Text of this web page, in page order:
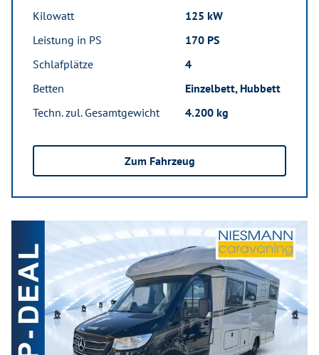
Kilowatt
125 kW
Leistung in PS
170 PS
Schlafplätze
4
Betten
Einzelbett, Hubbett
Techn. zul. Gesamtgewicht
4.200 kg
Zum Fahrzeug